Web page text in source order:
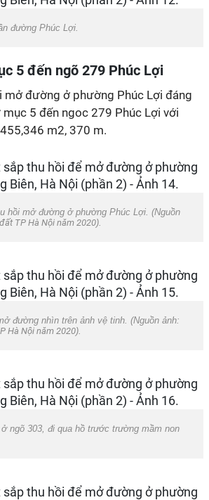
đường Phúc Lợi.
5 đến ngõ 279 Phúc Lợi
mở đường ở phường Phúc Lợi đáng
5 đến ngoc 279 Phúc Lợi với
m2, 370 m.
hồi mở đường ở phường Phúc Lợi. (Nguồn
TP Hà Nội năm 2020).
đường nhìn trên ảnh vệ tinh. (Nguồn ảnh:
Hà Nội năm 2020).
ngõ 303, đi qua hồ trước trường mầm non